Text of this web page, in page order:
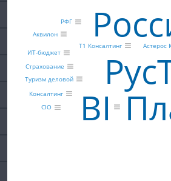
BI
Астерос
Т1 Консалтинг
РФГ
Аквилон
ИТ-бюджет
Страхование
Туризм деловой
Консалтинг
CIO